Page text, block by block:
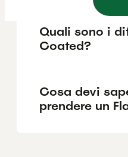
Quali sono i
Coated?
Cosa devi
prendere un